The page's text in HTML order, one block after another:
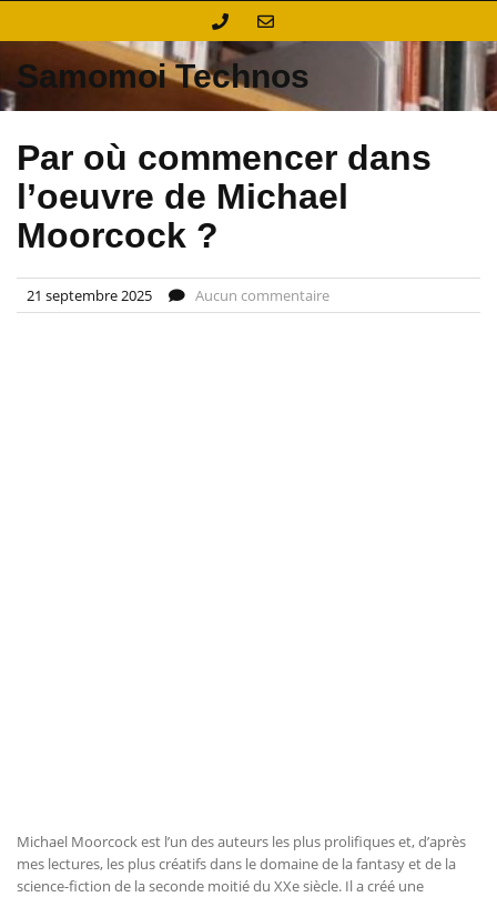
Samomoi Technos
Par où commencer dans
l’oeuvre de Michael
Moorcock ?
21 septembre 2025 Aucun commentaire
Michael Moorcock est l’un des auteurs les plus prolifiques et, d’après
mes lectures, les plus créatifs dans le domaine de la fantasy et de la
science-fiction de la seconde moitié du XXe siècle. Il a créé une